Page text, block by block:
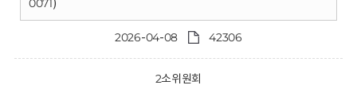
0071)
2026-04-08 42306
2소위원회